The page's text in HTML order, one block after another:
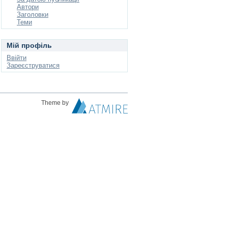
Автори
Заголовки
Теми
Мій профіль
Ввійти
Зареєструватися
Theme by